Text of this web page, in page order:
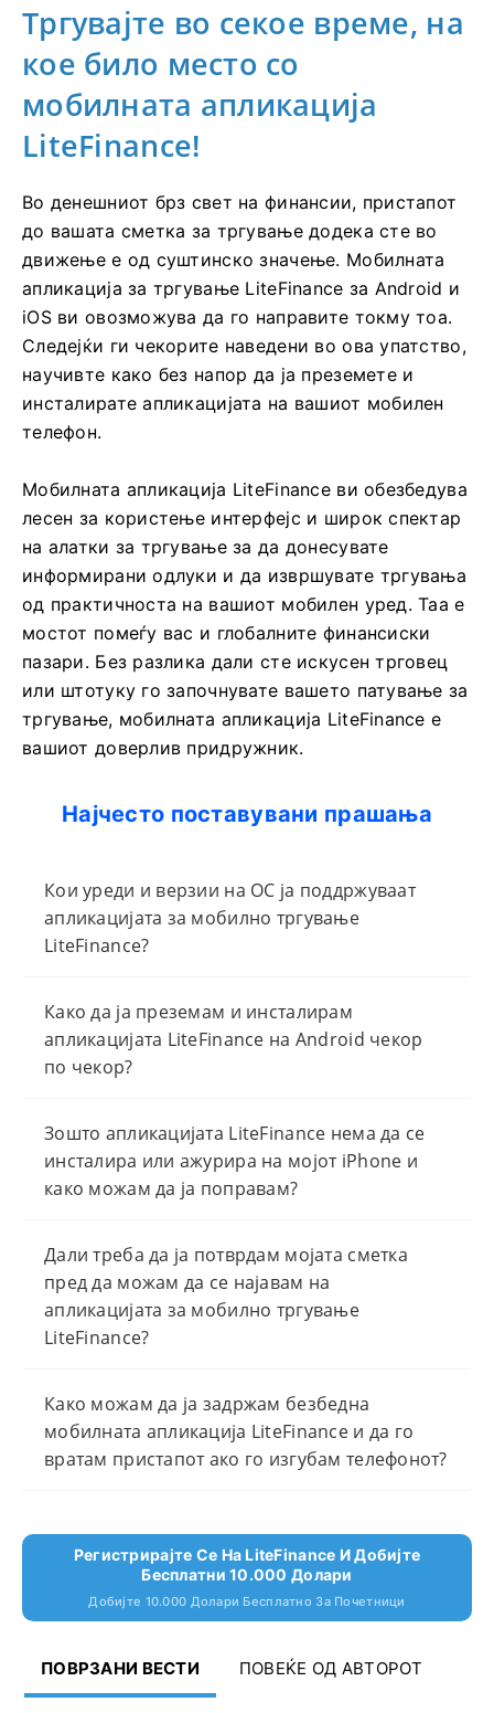
Тргувајте во секое време, на
кое било место со
мобилната апликација
LiteFinance!
Во денешниот брз свет на финансии, пристапот
до вашата сметка за тргување додека сте во
движење е од суштинско значење. Мобилната
апликација за тргување LiteFinance за Android и
iOS ви овозможува да го направите токму тоа.
Следејќи ги чекорите наведени во ова упатство,
научивте како без напор да ја преземете и
инсталирате апликацијата на вашиот мобилен
телефон.
Мобилната апликација LiteFinance ви обезбедува
лесен за користење интерфејс и широк спектар
на алатки за тргување за да донесувате
информирани одлуки и да извршувате тргувања
од практичноста на вашиот мобилен уред. Таа е
мостот помеѓу вас и глобалните финансиски
пазари. Без разлика дали сте искусен трговец
или штотуку го започнувате вашето патување за
тргување, мобилната апликација LiteFinance е
вашиот доверлив придружник.
Најчесто поставувани прашања
Кои уреди и верзии на ОС ја поддржуваат
апликацијата за мобилно тргување
LiteFinance?
Како да ја преземам и инсталирам
апликацијата LiteFinance на Android чекор
по чекор?
Зошто апликацијата LiteFinance нема да се
инсталира или ажурира на мојот iPhone и
како можам да ја поправам?
Дали треба да ја потврдам мојата сметка
пред да можам да се најавам на
апликацијата за мобилно тргување
LiteFinance?
Како можам да ја задржам безбедна
мобилната апликација LiteFinance и да го
вратам пристапот ако го изгубам телефонот?
Регистрирајте Се На LiteFinance И Добијте
Бесплатни 10.000 Долари
Добијте 10.000 Долари Бесплатно За Почетници
ПОВРЗАНИ ВЕСТИ ПОВЕЌЕ ОД АВТОРОТ